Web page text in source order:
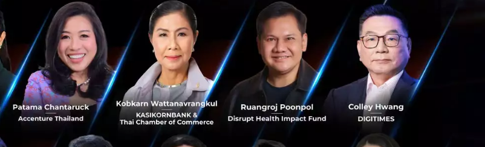
งยังเริ่มมีการลงทุนใน Startup ต่าง ๆ ด้วย สำหรับประชาชนเองก็
สมควร อย่างการที่ทางรัฐเองก็ออกแบบระบบการเงินของตัวเองขึ้น
ยหมุนเศรษฐกิจประเทศให้เดินหน้า เรียกได้ว่า FinTech เป็นเครื่อง
ลยก็ว่าได้
ดับธุรกิจสู่อีกขั้น
มารถใช้ FinTech ได้ทุกธุรกิจ โดยสามารถหยิบยกบริการการเงินทั้ง